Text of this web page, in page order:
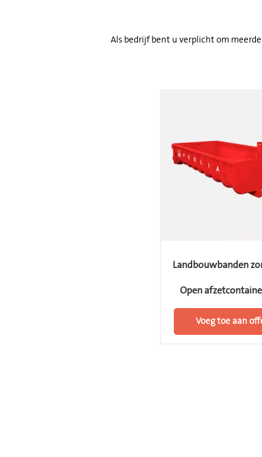
Als bedrijf bent u verplicht om
Landbouwbanden
Open
Voeg toe aan